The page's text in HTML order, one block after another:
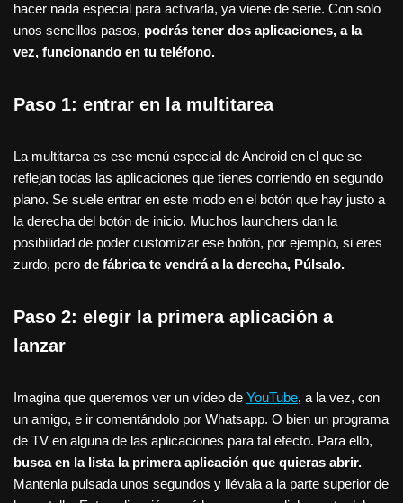
hacer nada especial para activarla, ya viene de serie. Con solo
unos sencillos pasos, podrás tener dos aplicaciones, a la
vez, funcionando en tu teléfono.
Paso 1: entrar en la multitarea
La multitarea es ese menú especial de Android en el que se
reflejan todas las aplicaciones que tienes corriendo en segundo
plano. Se suele entrar en este modo en el botón que hay justo a
la derecha del botón de inicio. Muchos launchers dan la
posibilidad de poder customizar ese botón, por ejemplo, si eres
zurdo, pero de fábrica te vendrá a la derecha, Púlsalo.
Paso 2: elegir la primera aplicación a
lanzar
Imagina que queremos ver un vídeo de YouTube, a la vez, con
un amigo, e ir comentándolo por Whatsapp. O bien un programa
de TV en alguna de las aplicaciones para tal efecto. Para ello,
busca en la lista la primera aplicación que quieras abrir.
Mantenla pulsada unos segundos y llévala a la parte superior de